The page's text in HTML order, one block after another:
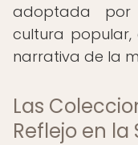
adoptada por
cultura popular,
narrativa de la
Las
Reflejo en